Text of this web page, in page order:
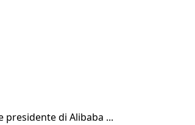
presidente di Alibaba ...